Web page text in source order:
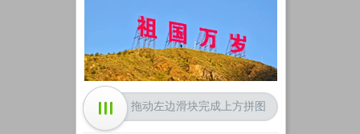
拖动左边滑块完成上方拼图